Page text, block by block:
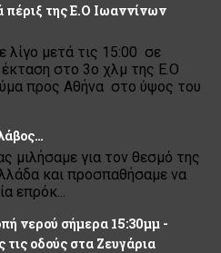
πέριξ της Ε.Ο Ιωαννίνων
λίγο μετά τις 15:00 σε
στο 3ο χλμ της Ε.Ο
προς Αθήνα στο ύψος του
μιλήσαμε για τον θεσμό της
και προσπαθήσαμε να
επρόκ...
νερού σήμερα 15:30μμ -
τις οδούς στα Ζευγάρια